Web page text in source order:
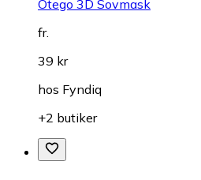
Otego 3D Sovmask
fr.
39 kr
hos Fyndiq
+2 butiker